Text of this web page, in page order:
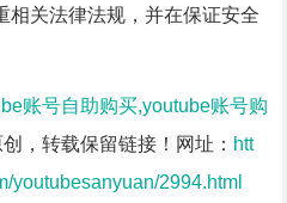
相关法律法规，并在保证安全
账号自助购买,youtube账号购
，转载保留链接！网址： htt
youtubesanyuan/2994.html